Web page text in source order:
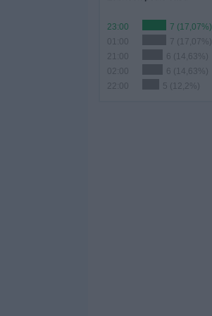
23:00
7 (17,07%)
7 (17,07%)
21:00
6 (14,63%)
02:00
6 (14,63%)
22:00
5 (12,2%)